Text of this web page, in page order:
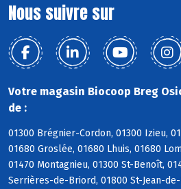
Nous suivre sur
Votre magasin Biocoop Breg
de :
01300 Brégnier-Cordon, 01300 Izieu,
01680 Groslée, 01680 Lhuis, 01680
01470 Montagnieu, 01300 St-Benoît,
Serrières-de-Briord, 01800 St-Jean-